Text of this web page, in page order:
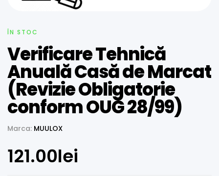
ÎN STOC
Verificare Tehnică
Anuală Casă de Marcat
(Revizie Obligatorie
conform OUG 28/99)
Marca: MUULOX
121.00lei